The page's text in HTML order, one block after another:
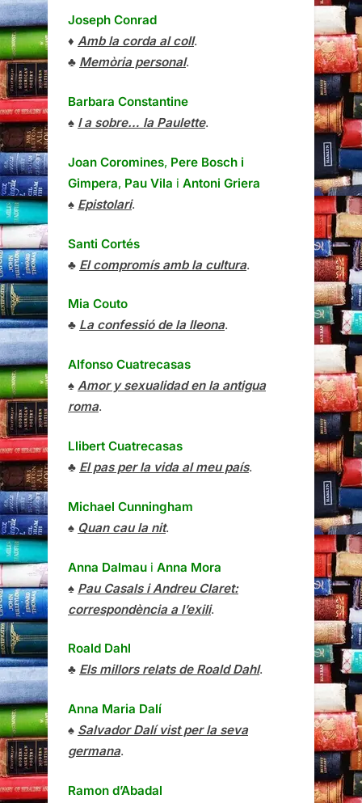
Joseph Conrad
♦ Amb la corda al coll.
♣ Memòria personal.
Barbara Constantine
♠ I a sobre… la Paulette.
Joan Coromines, Pere Bosch i
Gimpera, Pau Vila i Antoni Griera
♠ Epistolari.
Santi Cortés
♣ El compromís amb la cultura.
Mia Couto
♣ La confessió de la lleona.
Alfonso Cuatrecasas
♠ Amor y sexualidad en la antigua
roma.
Llibert Cuatrecasas
♣ El pas per la vida al meu país.
Michael Cunningham
♠ Quan cau la nit.
Anna Dalmau i Anna Mora
♠ Pau Casals i Andreu Claret:
correspondència a l’exili.
Roald Dahl
♣ Els millors relats de Roald Dahl.
Anna Maria Dalí
♠ Salvador Dalí vist per la seva
germana.
Ramon d’Abadal